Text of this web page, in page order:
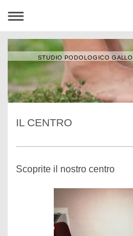
STUDIO PODOLOGICO GALLO
IL CENTRO
Scoprite il nostro centro